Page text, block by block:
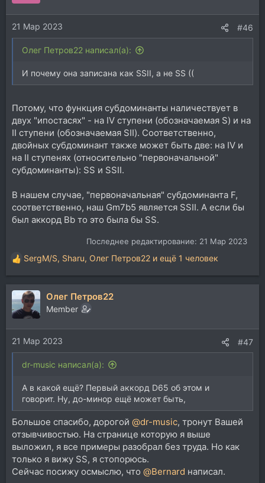
21 Мар 2023 #46
Олег Петров22 написал(а):
И почему она записана как SSII, а не SS ((
Потому, что функция субдоминанты наличествует в
двух "ипостасях" - на IV ступени (обозначаемая S) и на
II ступени (обозначаемая SII). Соответственно,
двойных субдоминант также может быть две: на IV и
на II ступенях (относительно "первоначальной"
субдоминанты): SS и SSII.
В нашем случае, "первоначальная" субдоминанта F,
соответственно, наш Gm7b5 является SSII. А если бы
был аккорд Bb то это была бы SS.
Последнее редактирование: 21 Мар 2023
Р
е
а
ц
и
и
:
SergM/S, Sharu, Олег Петров22 и ещё 1 человек
Олег Петров22
Member
21 Мар 2023 #47
dr-music написал(а):
А в какой ещё? Первый аккорд D65 об этом и
говорит. Ну, до-минор ещё может быть,
Большое спасибо, дорогой @dr-music, тронут Вашей
отзывчивостью. На странице которую я выше
выложил, я все примеры разобрал без труда. Но как
только я вижу SS, я стопорюсь.
Сейчас посижу осмыслю, что @Bernard написал.